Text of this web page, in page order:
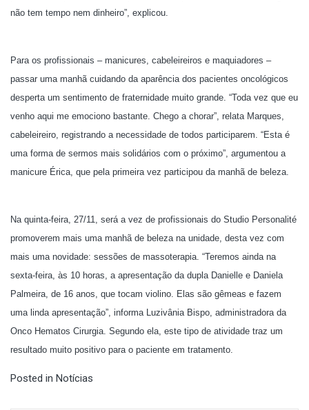
não tem tempo nem dinheiro”, explicou.
Para os profissionais – manicures, cabeleireiros e maquiadores –
passar uma manhã cuidando da aparência dos pacientes oncológicos
desperta um sentimento de fraternidade muito grande. “Toda vez que eu
venho aqui me emociono bastante. Chego a chorar”, relata Marques,
cabeleireiro, registrando a necessidade de todos participarem. “Esta é
uma forma de sermos mais solidários com o próximo”, argumentou a
manicure Érica, que pela primeira vez participou da manhã de beleza.
Na quinta-feira, 27/11, será a vez de profissionais do Studio Personalité
promoverem mais uma manhã de beleza na unidade, desta vez com
mais uma novidade: sessões de massoterapia. “Teremos ainda na
sexta-feira, às 10 horas, a apresentação da dupla Danielle e Daniela
Palmeira, de 16 anos, que tocam violino. Elas são gêmeas e fazem
uma linda apresentação”, informa Luzivânia Bispo, administradora da
Onco Hematos Cirurgia. Segundo ela, este tipo de atividade traz um
resultado muito positivo para o paciente em tratamento.
Posted in Notícias